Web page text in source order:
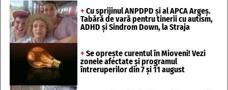
+ Cu sprijinul ANPDPD și al APCA Argeș.
Tabără de vară pentru tinerii cu autism,
ADHD și Sindrom Down, la Straja
+ Se oprește curentul în Mioveni! Vezi
zonele afectate și programul
întreruperilor din 7 și 11 august